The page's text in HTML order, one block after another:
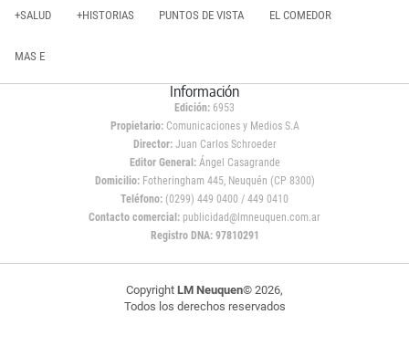
+SALUD +HISTORIAS PUNTOS DE VISTA EL COMEDOR
MAS E
Información
Edición: 6953
Propietario:Comunicaciones y Medios S.A
Director: Juan Carlos Schroeder
Editor General:Ángel Casagrande
Domicilio:Fotheringham 445, Neuquén (CP 8300)
Teléfono: (0299) 449 0400 / 449 0410
Contacto comercial: publicidad@lmneuquen.com.ar
Registro DNA: 97810291
Copyright LM Neuquen© 2026,
Todos los derechos reservados